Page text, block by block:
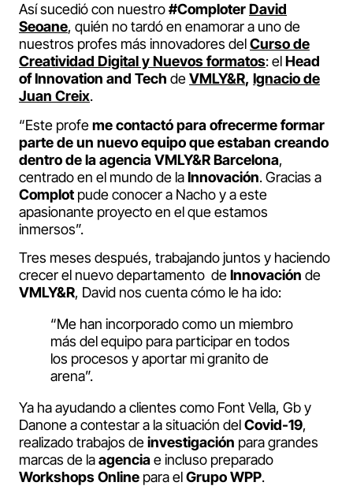
Así sucedió con nuestro#ComploterDavid
Seoane, quién no tardó en enamorar a uno de
nuestros profes más innovadores delCurso de
Creatividad Digital y Nuevos formatos: elHead
of Innovation and Tech deVMLY&R, Ignacio de
Juan Creix.
“Este profeme contactó para ofrecerme formar
parte de un nuevo equipo que estaban creando
dentro de la agencia VMLY&R Barcelona,
centrado en el mundo de laInnovación. Gracias a
Complot pude conocer a Nacho y a este
apasionante proyecto en el que estamos
inmersos”.
Tres meses después, trabajando juntos y haciendo
crecer el nuevo departamento deInnovación de
VMLY&R, David nos cuenta cómo le ha ido:
“Me han incorporado como un miembro
más del equipo para participar en todos
los procesos y aportar mi granito de
arena”.
Ya ha ayudando a clientes como Font Vella, Gb y
Danone a contestar a la situación delCovid-19,
realizado trabajos deinvestigación para grandes
marcas de laagenciae incluso preparado
Workshops Online para elGrupo WPP.